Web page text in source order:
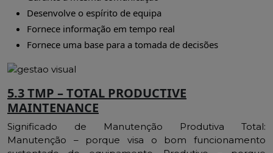
Desenvolve o espírito de equipa
Fornece informação em tempo real
Fornece uma base para a tomada de decisões
5.3 TMP – TOTAL PRODUCTIVE
MAINTENANCE
Significado de Manutenção Produtiva Total:
Manutenção – porque visa o bom funcionamento